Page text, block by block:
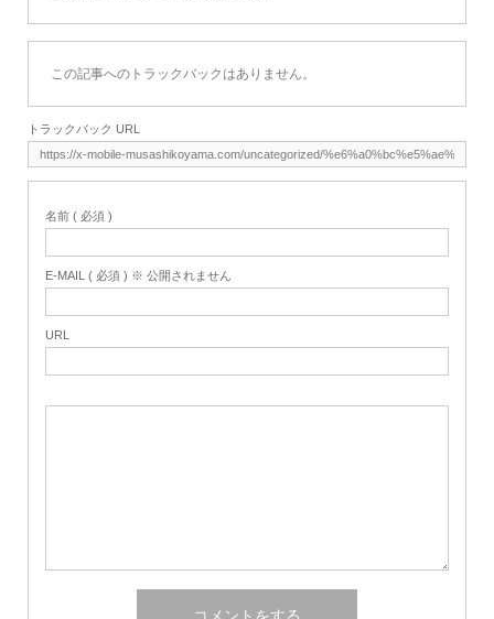
この記事へのトラックバックはありません。
トラックバック URL
名前 ( 必須 )
E-MAIL ( 必須 ) ※ 公開されません
URL